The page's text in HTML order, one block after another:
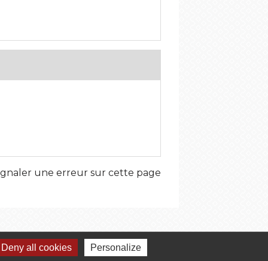
une erreur sur cette page
all cookies Personalize